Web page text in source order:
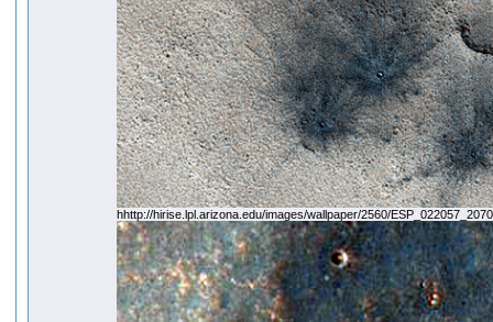
hhttp://hirise.lpl.arizona.edu/images/wallpaper/2560/